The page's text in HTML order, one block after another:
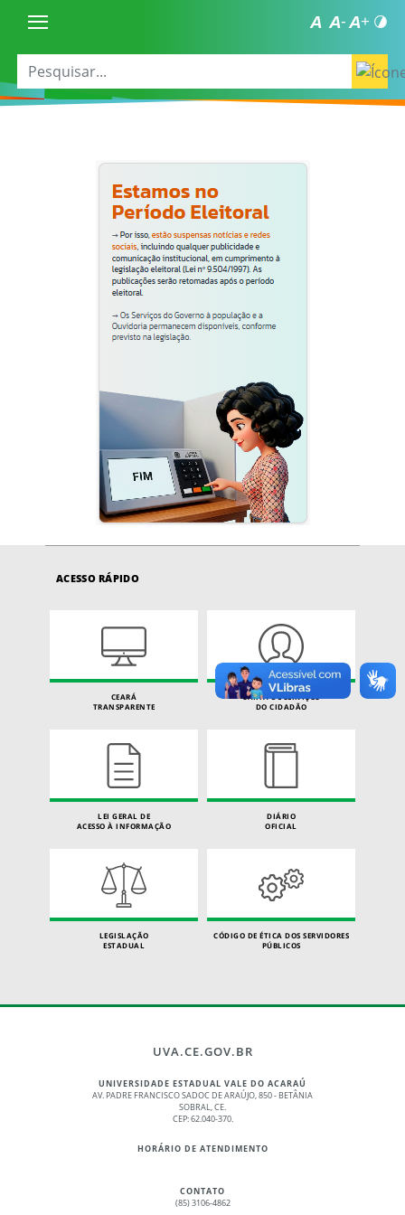
ACESSO RÁPIDO
CEARÁ
TRANSPARENTE
CARTA DE SERVIÇOS
DO CIDADÃO
LEI GERAL DE
ACESSO À INFORMAÇÃO
DIÁRIO
OFICIAL
LEGISLAÇÃO
ESTADUAL
CÓDIGO DE ÉTICA DOS SERVIDORES
PÚBLICOS
UVA.CE.GOV.BR
UNIVERSIDADE ESTADUAL VALE DO ACARAÚ
AV. PADRE FRANCISCO SADOC DE ARAÚJO, 850 - BETÂNIA
SOBRAL, CE.
CEP: 62.040-370.
HORÁRIO DE ATENDIMENTO
CONTATO
(85) 3106-4862